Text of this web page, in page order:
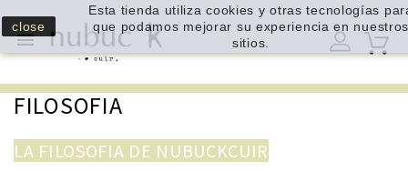

FILOSOFIA
LA FILOSOFIA DE NUBUCKCUIR
close
Esta tienda utiliza cookies y otras tecnologías
que podamos mejorar su experiencia en
sitios.